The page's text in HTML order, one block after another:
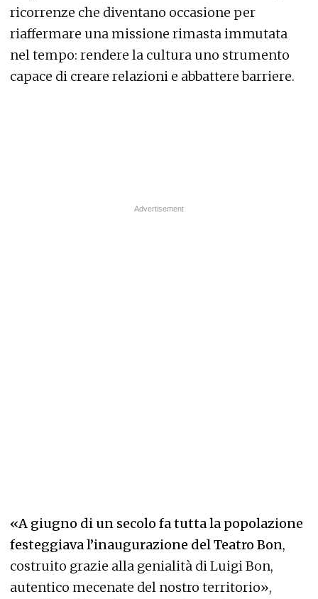
ricorrenze che diventano occasione per
riaffermare una missione rimasta immutata
nel tempo: rendere la cultura uno strumento
capace di creare relazioni e abbattere barriere.
«A giugno di un secolo fa tutta la popolazione
festeggiava l’inaugurazione del Teatro Bon,
costruito grazie alla genialità di Luigi Bon,
autentico mecenate del nostro territorio»,